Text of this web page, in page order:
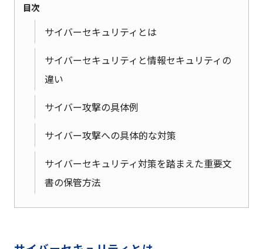
目次
サイバーセキュリティとは
サイバーセキュリティと情報セキュリティの
違い
サイバー攻撃の具体例
サイバー攻撃への具体的な対策
サイバーセキュリティ対策を踏まえた重要文
書の保管方法